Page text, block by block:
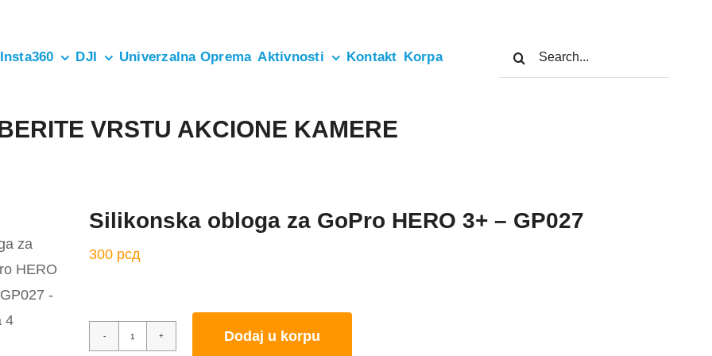
Insta360 DJI Univerzalna Oprema Aktivnosti Kontakt Korpa
Search
for:
VRSTU AKCIONE KAMERE
Silikonska obloga za GoPro HERO 3+ – GP027
300 рсд
Silikonska
Dodaj u korpu